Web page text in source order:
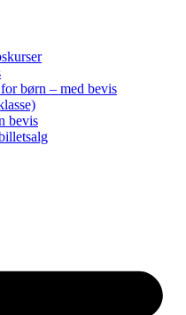
børn – med bevis
bevis